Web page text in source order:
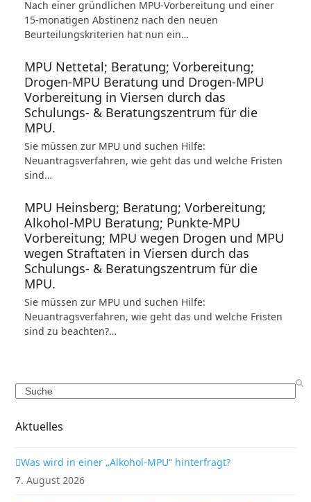
Nach einer gründlichen MPU-Vorbereitung und einer
15-monatigen Abstinenz nach den neuen
Beurteilungskriterien hat nun ein…
MPU Nettetal; Beratung; Vorbereitung;
Drogen-MPU Beratung und Drogen-MPU
Vorbereitung in Viersen durch das
Schulungs- & Beratungszentrum für die
MPU.
Sie müssen zur MPU und suchen Hilfe:
Neuantragsverfahren, wie geht das und welche Fristen
sind…
MPU Heinsberg; Beratung; Vorbereitung;
Alkohol-MPU Beratung; Punkte-MPU
Vorbereitung; MPU wegen Drogen und MPU
wegen Straftaten in Viersen durch das
Schulungs- & Beratungszentrum für die
MPU.
Sie müssen zur MPU und suchen Hilfe:
Neuantragsverfahren, wie geht das und welche Fristen
sind zu beachten?…
Search
Aktuelles
Was wird in einer „Alkohol-MPU“ hinterfragt?
7. August 2026